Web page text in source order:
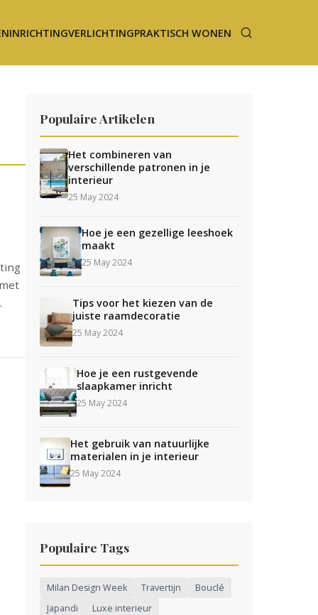
INRICHTINGVERLICHTINGPRAKTISCH WONEN
Populaire Artikelen
Het combineren van
verschillende patronen in je
interieur
25 May 2024
Hoe je een gezellige leeshoek
maakt
25 May 2024
Tips voor het kiezen van de
juiste raamdecoratie
25 May 2024
Hoe je een rustgevende
slaapkamer inricht
25 May 2024
Het gebruik van natuurlijke
materialen in je interieur
25 May 2024
Populaire Tags
Milan Design Week Travertijn
Bouclé
Japandi
Luxe interieur